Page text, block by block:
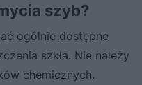
szyb?
ogólnie dostępne
szkła. Nie należy
chemicznych.